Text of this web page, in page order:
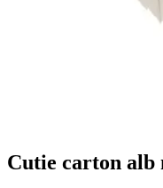
Cutie carton alb